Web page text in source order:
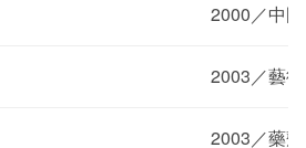
2000／中
2003／藝術
2003／藥